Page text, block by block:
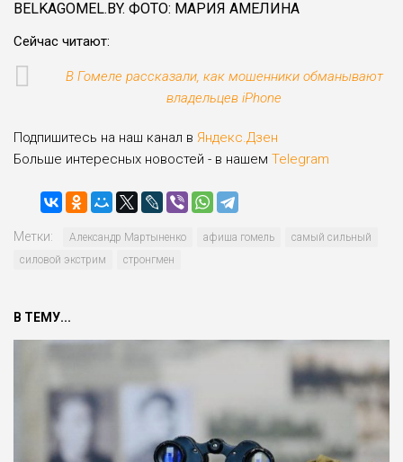
BELKAGOMEL.BY. ФОТО: МАРИЯ АМЕЛИНА
Сейчас читают:
В Гомеле рассказали, как мошенники обманывают
владельцев iPhone
Подпишитесь на наш канал в Яндекс.Дзен
Больше интересных новостей - в нашем Telegram
Метки: Александр Мартыненко афиша гомель
самый сильный
силовой экстрим
стронгмен
В ТЕМУ...